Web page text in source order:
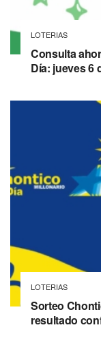
LOTERIAS
Consulta
Día: jueves 6
LOTERIAS
Sorteo
resultado